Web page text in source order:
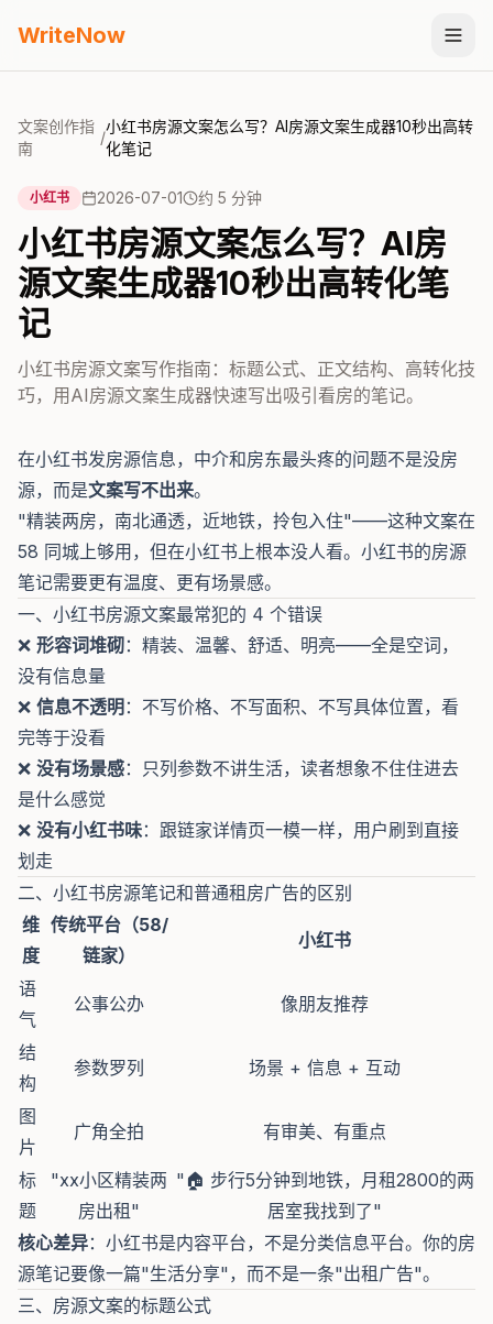
WriteNow
文案创作指
南
/
小红书房源文案怎么写？AI房源文案生成器10秒出高转
化笔记
小红书 2026-07-01 约 5 分钟
小红书房源文案怎么写？AI房
源文案生成器10秒出高转化笔
记
小红书房源文案写作指南：标题公式、正文结构、高转化技
巧，用AI房源文案生成器快速写出吸引看房的笔记。
在小红书发房源信息，中介和房东最头疼的问题不是没房
源，而是文案写不出来。
"精装两房，南北通透，近地铁，拎包入住"——这种文案在
58 同城上够用，但在小红书上根本没人看。小红书的房源
笔记需要更有温度、更有场景感。
一、小红书房源文案最常犯的 4 个错误
❌ 形容词堆砌：精装、温馨、舒适、明亮——全是空词，
没有信息量
❌ 信息不透明 ：不写价格、不写面积、不写具体位置，看
完等于没看
❌ 没有场景感：只列参数不讲生活，读者想象不住住进去
是什么感觉
❌ 没有小红书味：跟链家详情页一模一样，用户刷到直接
划走
二、小红书房源笔记和普通租房广告的区别
维
度
传统平台（58/
链家）
小红书
语
气
公事公办 像朋友推荐
结
构
参数罗列 场景 + 信息 + 互动
图
片
广角全拍 有审美、有重点
标
题
"xx小区精装两
房出租"
"🏠 步行5分钟到地铁，月租2800的两
居室我找到了"
核心差异：小红书是内容平台，不是分类信息平台。你的房
源笔记要像一篇"生活分享"，而不是一条"出租广告"。
三、房源文案的标题公式